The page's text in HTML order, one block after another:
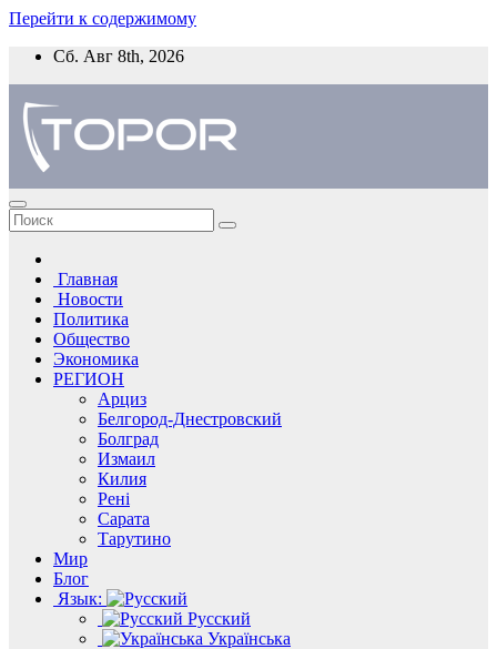
Перейти к содержимому
Сб. Авг 8th, 2026
Главная
Новости
Политика
Общество
Экономика
РЕГИОН
Арциз
Белгород-Днестровский
Болград
Измаил
Килия
Рені
Сарата
Тарутино
Мир
Блог
Язык:
Русский
Українська